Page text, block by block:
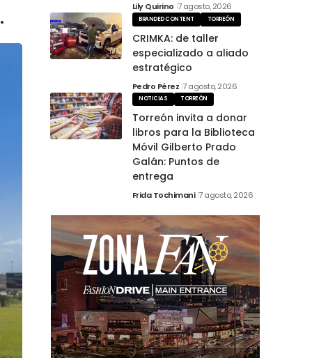
Lily Quirino 7 agosto, 2026
BRANDED CONTENT TORREÓN
CRIMKA: de taller
especializado a aliado
estratégico
Pedro Pérez 7 agosto, 2026
NOTICIAS TORREÓN
Torreón invita a donar
libros para la Biblioteca
Móvil Gilberto Prado
Galán: Puntos de
entrega
Frida Tochimani 7 agosto, 2026